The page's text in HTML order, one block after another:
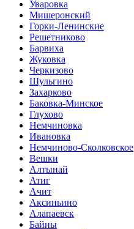
Уваровка
Мишеронский
Горки-Ленинские
Решетниково
Барвиха
Жуковка
Черкизово
Шульгино
Захарково
Баковка-Минское
Глухово
Немчиновка
Ивановка
Немчиново-Сколковское
Вешки
Алтынай
Атиг
Ачит
Аксиньино
Алапаевск
Байны